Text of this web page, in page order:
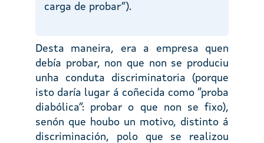
carga de probar”).
Desta maneira, era a empresa quen
debía probar, non que non se produciu
unha conduta discriminatoria (porque
isto daría lugar á coñecida como “proba
diabólica”: probar o que non se fixo),
senón que houbo un motivo, distinto á
discriminación, polo que se realizou